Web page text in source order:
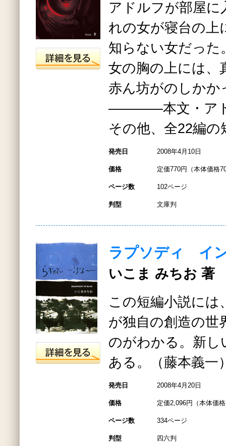
アドルフが部屋に
れの女が寝台の上
知らない女だった
女の胸の上には、
赤ん坊がのしかか
――――本文・ア
その他、全22編の
発売日 2008年4月10日
価格 定価770円（本体価格
ページ数 102ページ
判型 文庫判
ラプソディ イ
いこま みちお 著
この短編小説には
が独自の創造の世
のがわかる。新し
ある。（藤本義一
発売日 2008年4月20日
価格 定価2,096円（本体価
ページ数 334ページ
判型 四六判